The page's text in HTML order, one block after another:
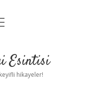
Esintisi
hikayeler!